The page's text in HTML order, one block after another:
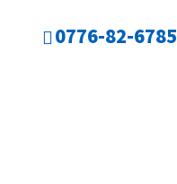
0776-82-6785